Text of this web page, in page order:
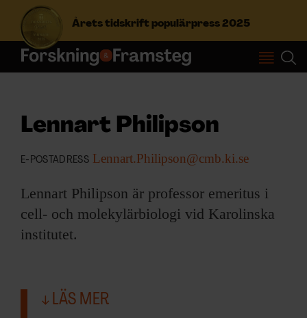
Årets tidskrift populärpress 2025
S
f
e
Prenumerera
NYHETSBREV
ARKIV & E-TIDNING
Lennart Philipson
E-POSTADRESS Lennart.Philipson@cmb.ki.se
Lennart Philipson är professor emeritus i
cell- och molekylärbiologi vid Karolinska
institutet.
LÄS MER